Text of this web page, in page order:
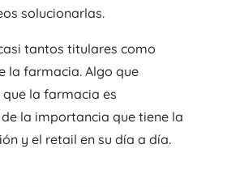
solucionarlas.
tantos titulares como
la farmacia. Algo que
la farmacia es
la importancia que tiene la
y el retail en su día a día.